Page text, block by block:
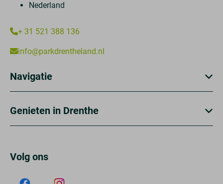
Nederland
+ 31 521 388 136
info@parkdrentheland.nl
Navigatie
Genieten in Drenthe
Volg ons